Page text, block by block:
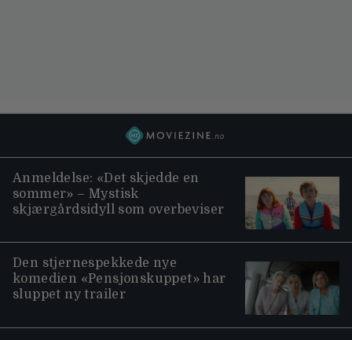
Anmeldelse: «Det skjedde en
sommer» – Mystisk
skjærgårdsidyll som overbeviser
Den stjernespekkede nye
komedien «Pensjonskuppet» har
sluppet ny trailer